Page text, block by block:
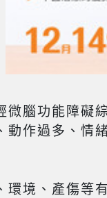
腦功能障礙
動作過多、情
環境、產傷等